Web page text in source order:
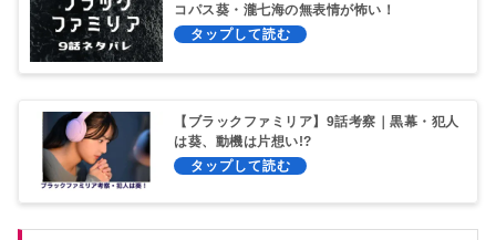
コパス葵・瀧七海の無表情が怖い！
【ブラックファミリア】9話考察｜黒幕・犯人
は葵、動機は片想い!?